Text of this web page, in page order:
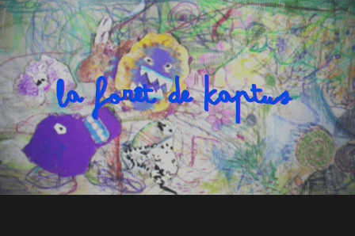
LA FORÊT DE KAPTUS
2020